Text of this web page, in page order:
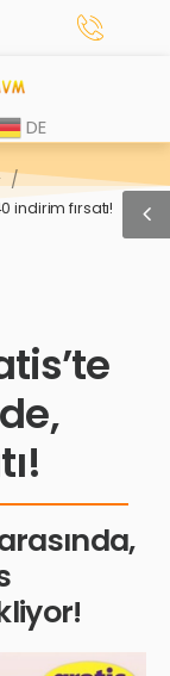
DE
/
indirim fırsatı!